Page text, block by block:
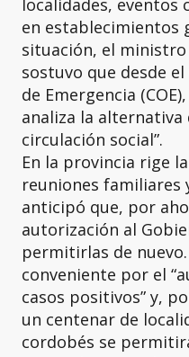
localidades,
en establecimientos
situación, el ministro
sostuvo que desde
de Emergencia
analiza la
circulación social”.
En la provincia rige
reuniones familiares
anticipó que, por
autorización al
permitirlas de
conveniente por el
casos positivos” y,
un centenar de
cordobés se